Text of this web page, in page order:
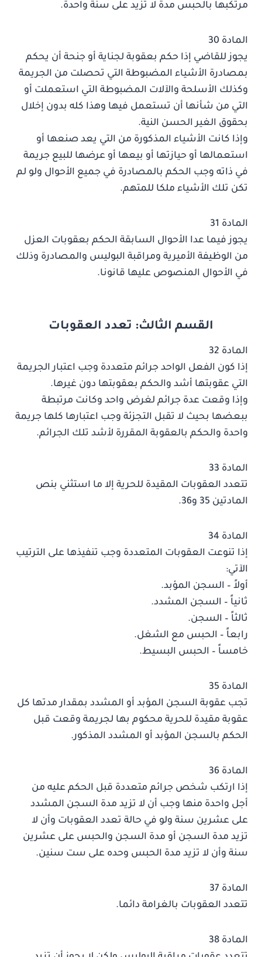
مرتكبها بالحبس مدة لا تزيد على سنة واحدة.
المادة 30
يجوز للقاضي إذا حكم بعقوبة لجناية أو جنحة أن يحكم
بمصادرة الأشياء المضبوطة التي تحصلت من الجريمة
وكذلك الأسلحة والآلات المضبوطة التي استعملت أو
التي من شأنها أن تستعمل فيها وهذا كله بدون إخلال
بحقوق الغير الحسن النية.
وإذا كانت الأشياء المذكورة من التي يعد صنعها أو
استعمالها أو حيازتها أو بيعها أو عرضها للبيع جريمة
في ذاته وجب الحكم بالمصادرة في جميع الأحوال ولو لم
تكن تلك الأشياء ملكا للمتهم.
المادة 31
يجوز فيما عدا الأحوال السابقة الحكم بعقوبات العزل
من الوظيفة الأميرية ومراقبة البوليس والمصادرة وذلك
في الأحوال المنصوص عليها قانونا.
القسم الثالث: تعدد العقوبات
المادة 32
إذا كون الفعل الواحد جرائم متعددة وجب اعتبار الجريمة
التي عقوبتها أشد والحكم بعقوبتها دون غيرها.
وإذا وقعت عدة جرائم لغرض واحد وكانت مرتبطة
ببعضها بحيث لا تقبل التجزئة وجب اعتبارها كلها جريمة
واحدة والحكم بالعقوبة المقررة لأشد تلك الجرائم.
المادة 33
تتعدد العقوبات المقيدة للحرية إلا ما استثني بنص
المادتين 35 و36.
المادة 34
إذا تنوعت العقوبات المتعددة وجب تنفيذها على الترتيب
الآتي:
أولاً – السجن المؤبد.
ثانياً – السجن المشدد.
ثالثاً – السجن.
رابعاً – الحبس مع الشغل.
خامساً – الحبس البسيط.
المادة 35
تجب عقوبة السجن المؤبد أو المشدد بمقدار مدتها كل
عقوبة مقيدة للحرية محكوم بها لجريمة وقعت قبل
الحكم بالسجن المؤبد أو المشدد المذكور.
المادة 36
إذا ارتكب شخص جرائم متعددة قبل الحكم عليه من
أجل واحدة منها وجب أن لا تزيد مدة السجن المشدد
على عشرين سنة ولو في حالة تعدد العقوبات وأن لا
تزيد مدة السجن أو مدة السجن والحبس على عشرين
سنة وأن لا تزيد مدة الحبس وحده على ست سنين.
المادة 37
تتعدد العقوبات بالغرامة دائما.
المادة 38